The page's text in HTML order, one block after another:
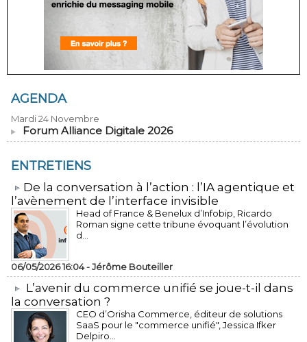
AGENDA
Mardi 24 Novembre
Forum Alliance Digitale 2026
ENTRETIENS
​De la conversation à l’action : l’IA agentique et
l’avènement de l’interface invisible
Head of France & Benelux d’Infobip, Ricardo
Roman signe cette tribune évoquant l’évolution
d...
06/05/2026 16:04 -Jérôme Bouteiller
L’avenir du commerce unifié se joue-t-il dans
la conversation ?
CEO d’Orisha Commerce, éditeur de solutions
SaaS pour le "commerce unifié", Jessica Ifker
Delpiro...